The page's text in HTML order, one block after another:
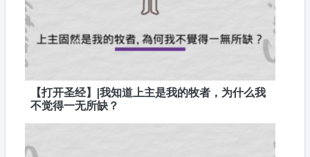
【打开圣经】|我知道上主是我的牧者，为什么我
不觉得一无所缺？